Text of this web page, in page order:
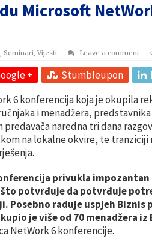
Microsoft
Seminari Vijesti Leave a comment
+ Stumbleupon
6 konferencija koja je okupila
i menadžera,
naredna tri dana
na lokalne okvire, te tranziciji
privukla impozantan
potvrđuje da potvrđuje
Posebno raduje uspjeh Biznis
je više od 70 menadžera iz
NetWork 6 konferencije.